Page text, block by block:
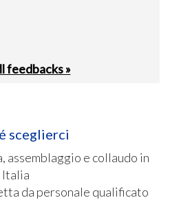
feedbacks »
sceglierci
e collaudo in
Italia
da personale qualificato